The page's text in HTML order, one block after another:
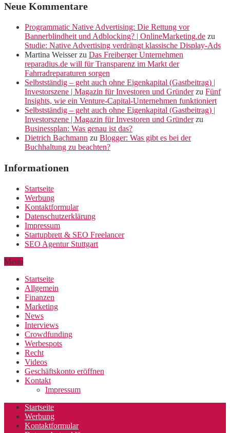
Neue Kommentare
Programmatic Native Advertising: Die Rettung vor
Bannerblindheit und Adblocking? | OnlineMarketing.de zu
Studie: Native Advertising verdrängt klassische Display-Ads
Martina Weisserzu Das Freiberger Unternehmen
reparadius.de will für Transparenz im Markt der
Fahrradreparaturen sorgen
Selbstständig – geht auch ohne Eigenkapital (Gastbeitrag) |
Investorszene | Magazin für Investoren und Gründerzu Fünf
Insights, wie ein Venture-Capital-Unternehmen funktioniert
Selbstständig – geht auch ohne Eigenkapital (Gastbeitrag) |
Investorszene | Magazin für Investoren und Gründerzu
Businessplan: Was genau ist das?
Dietrich Bachmann zu Blogger: Was gibt es bei der
Buchhaltung zu beachten?
Informationen
Startseite
Werbung
Kontaktformular
Datenschutzerklärung
Impressum
Startupbrett & SEO Freelancer
SEO Agentur Stuttgart
Menu
Startseite
Allgemein
Finanzen
Marketing
News
Interviews
Crowdfunding
Werbespots
Recht
Videos
Geschäftskonto eröffnen
Kontakt
Impressum
Startseite
Werbung
Kontaktformular